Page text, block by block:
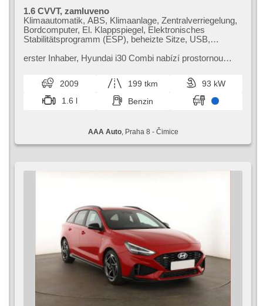
1.6 CVVT, zamluveno
Klimaautomatik, ABS, Klimaanlage, Zentralverriegelung,
Bordcomputer, El. Klappspiegel, Elektronisches
Stabilitätsprogramm (ESP), beheizte Sitze, USB,
erster Inhaber,​ Hyundai i30 Combi nabízí prostornou
i jednotlivců. Skvěle...
2009 199 tkm
93 kW
1.6 l
Benzin
AAA Auto, Praha 8 - Čimice